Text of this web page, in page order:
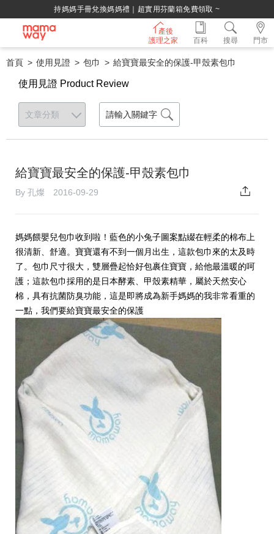
持媽媽手冊兌換媽媽禮｜超實用芬蘭箱免費領取 ~
產後
護理之家
門市
百科 搜尋
首頁 使用見證 包巾 給寶寶最安全的保護-甲殼素包巾
使用見證 Product Review
給寶寶最安全的保護-甲殼素包巾
By 孔燦 2016-09-29
媽媽餵嬰兒包巾收到啦！藍色的小兔子圖案點綴在輕柔的棉布上
很清新、舒適。寶寶還有不到一個月出生，這款包巾來的太及時
了。包巾尺寸很大，雙層疊起恰好包裹住寶寶，給他最溫暖的呵
護；這款包巾採用的是日本酵素、甲殼素精華，屬於天然安心
棉，具有抗菌防臭功能，這是即將成為新手媽媽的我非常看重的
一點，我們要給寶寶最安全的保護